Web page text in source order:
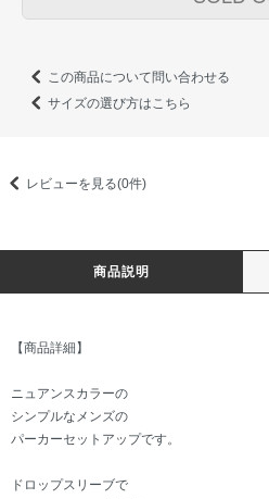
この商品について問い合わせる
サイズの選び方はこちら
レビューを見る(0件)
商品説明
【商品詳細】
ニュアンスカラーの
シンプルなメンズの
パーカーセットアップです。
ドロップスリーブで